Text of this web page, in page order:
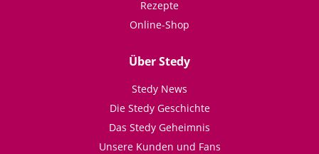
Rezepte
Online-Shop
Über Stedy
Stedy News
Die Stedy Geschichte
Das Stedy Geheimnis
Unsere Kunden und Fans